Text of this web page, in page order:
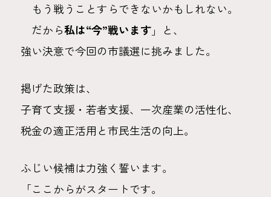
もう戦うことすらできないかもしれない。
だから私は“今”戦います」と、
強い決意で今回の市議選に挑みました。
掲げた政策は、
子育て支援・若者支援、一次産業の活性化、
税金の適正活用と市民生活の向上。
ふじい候補は力強く誓います。
「ここからがスタートです。